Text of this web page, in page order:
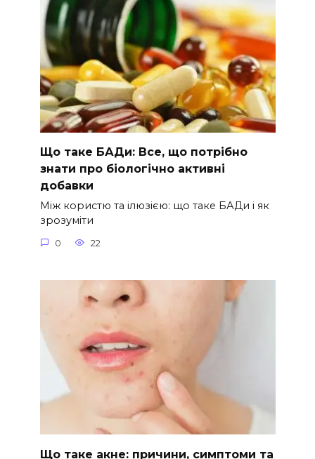
Що таке БАДи: Все, що потрібно
знати про біологічно активні
добавки
Між користю та ілюзією: що таке БАДи і як
зрозуміти
0 22
Що таке акне: причини, симптоми та